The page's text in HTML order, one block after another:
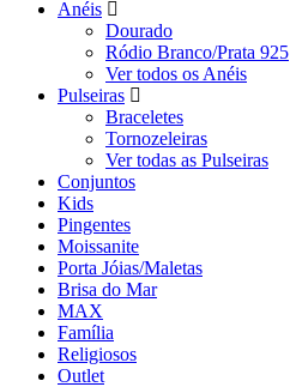
Anéis
Dourado
Ródio Branco/Prata 925
Ver todos os Anéis
Pulseiras
Braceletes
Tornozeleiras
Ver todas as Pulseiras
Conjuntos
Kids
Pingentes
Moissanite
Porta Jóias/Maletas
Brisa do Mar
MAX
Família
Religiosos
Outlet